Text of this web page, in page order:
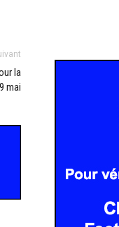
la
mai